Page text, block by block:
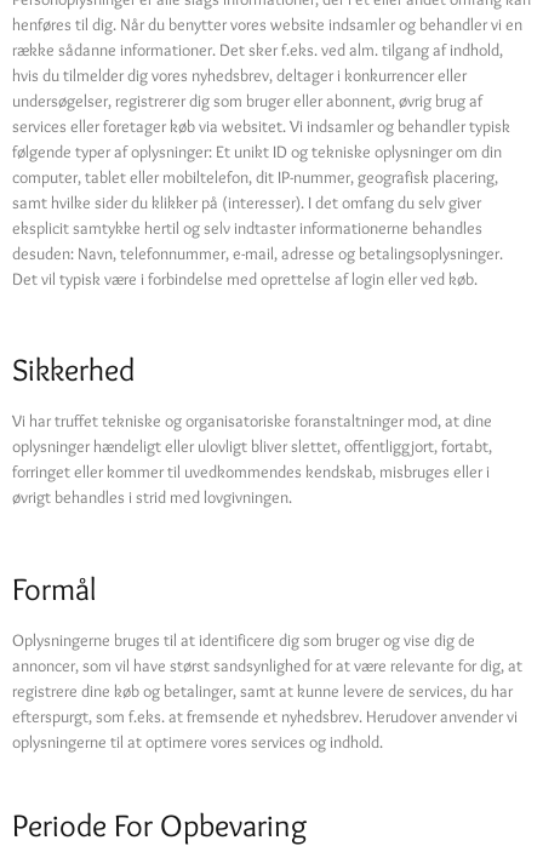
henføres til dig. Når du benytter vores website indsamler og behandler vi en
række sådanne informationer. Det sker f.eks. ved alm. tilgang af indhold,
hvis du tilmelder dig vores nyhedsbrev, deltager i konkurrencer eller
undersøgelser, registrerer dig som bruger eller abonnent, øvrig brug af
services eller foretager køb via websitet. Vi indsamler og behandler typisk
følgende typer af oplysninger: Et unikt ID og tekniske oplysninger om din
computer, tablet eller mobiltelefon, dit IP-nummer, geografisk placering,
samt hvilke sider du klikker på (interesser). I det omfang du selv giver
eksplicit samtykke hertil og selv indtaster informationerne behandles
desuden: Navn, telefonnummer, e-mail, adresse og betalingsoplysninger.
Det vil typisk være i forbindelse med oprettelse af login eller ved køb.
Sikkerhed
Vi har truffet tekniske og organisatoriske foranstaltninger mod, at dine
oplysninger hændeligt eller ulovligt bliver slettet, offentliggjort, fortabt,
forringet eller kommer til uvedkommendes kendskab, misbruges eller i
øvrigt behandles i strid med lovgivningen.
Formål
Oplysningerne bruges til at identificere dig som bruger og vise dig de
annoncer, som vil have størst sandsynlighed for at være relevante for dig, at
registrere dine køb og betalinger, samt at kunne levere de services, du har
efterspurgt, som f.eks. at fremsende et nyhedsbrev. Herudover anvender vi
oplysningerne til at optimere vores services og indhold.
Periode For Opbevaring